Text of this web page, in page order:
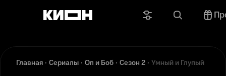
Главная Сериалы Оп и Боб Сезон 2 Умный и Глупый